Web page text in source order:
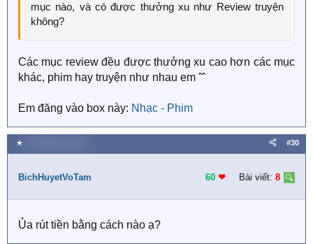
mục nào, và có được thưởng xu như Review truyện
không?
Các mục review đều được thưởng xu cao hơn các mục
khác, phim hay truyện như nhau em ˆˆ
Em đăng vào box này: Nhạc - Phim
★ #30
BichHuyetVoTam 60 ❤︎ Bài viết: 8
Ủa rút tiền bằng cách nào ạ?